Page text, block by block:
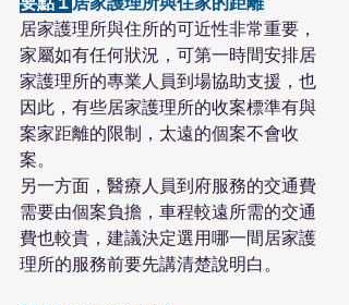
居家護理所與住所的可近性非常重要，
家屬如有任何狀況，可第一時間安排居
家護理所的專業人員到場協助支援，也
因此，有些居家護理所的收案標準有與
案家距離的限制，太遠的個案不會收
案。
另一方面，醫療人員到府服務的交通費
需要由個案負擔，車程較遠所需的交通
費也較貴，建議決定選用哪一間居家護
理所的服務前要先講清楚說明白。